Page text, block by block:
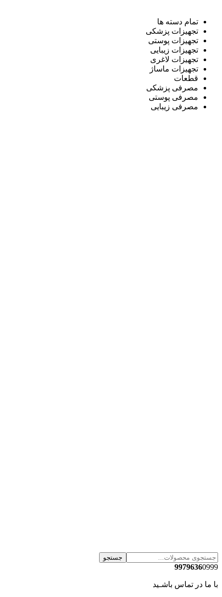
تمام دسته ها
تجهیزات پزشکی
تجهیزات پوستی
تجهیزات زیبایی
تجهیزات لاغری
تجهیزات ماساژ
قطعات
مصرفی پزشکی
مصرفی پوستی
مصرفی زیبایی
جستجو
99796360999
با ما در تماس باشـید